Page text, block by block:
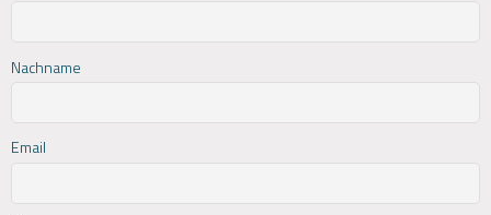
Nachname
Email